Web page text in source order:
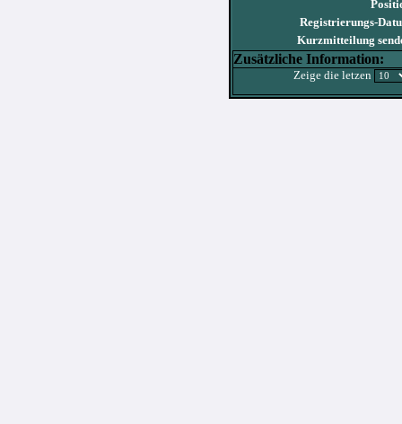
Registrierungs-
Kurzmitteilung
Zusätzliche Information:
Zeige die letzen